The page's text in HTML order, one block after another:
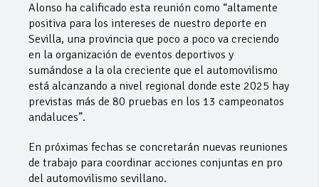
Alonso ha calificado esta reunión como “altamente
positiva para los intereses de nuestro deporte en
Sevilla, una provincia que poco a poco va creciendo
en la organización de eventos deportivos y
sumándose a la ola creciente que el automovilismo
está alcanzando a nivel regional donde este 2025 hay
previstas más de 80 pruebas en los 13 campeonatos
andaluces”.
En próximas fechas se concretarán nuevas reuniones
de trabajo para coordinar acciones conjuntas en pro
del automovilismo sevillano.